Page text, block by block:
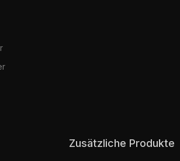
Zusätzliche Produkte